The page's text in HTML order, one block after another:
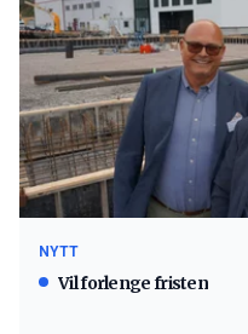
NYTT
Vil forlenge fristen